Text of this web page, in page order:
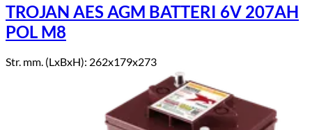
TROJAN AES AGM BATTERI 6V 207AH
POL M8
Str. mm. (LxBxH): 262x179x273